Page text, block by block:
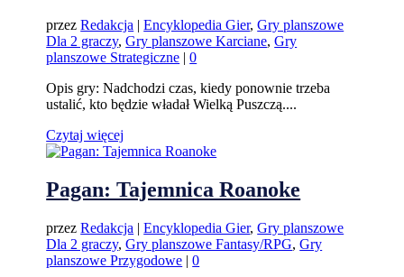
przezRedakcja |Encyklopedia Gier,Gry planszowe
Dla 2 graczy,Gry planszowe Karciane,Gry
planszowe Strategiczne |0
Opis gry: Nadchodzi czas, kiedy ponownie trzeba
ustalić, kto będzie władał Wielką Puszczą....
Czytaj więcej
Pagan: Tajemnica Roanoke
przezRedakcja |Encyklopedia Gier,Gry planszowe
Dla 2 graczy,Gry planszowe Fantasy/RPG,Gry
planszowe Przygodowe |0